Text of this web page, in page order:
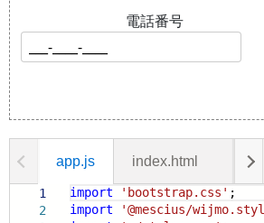
app.js index.html
1
2
import 'bootstrap.css' ;
import
'@mescius/